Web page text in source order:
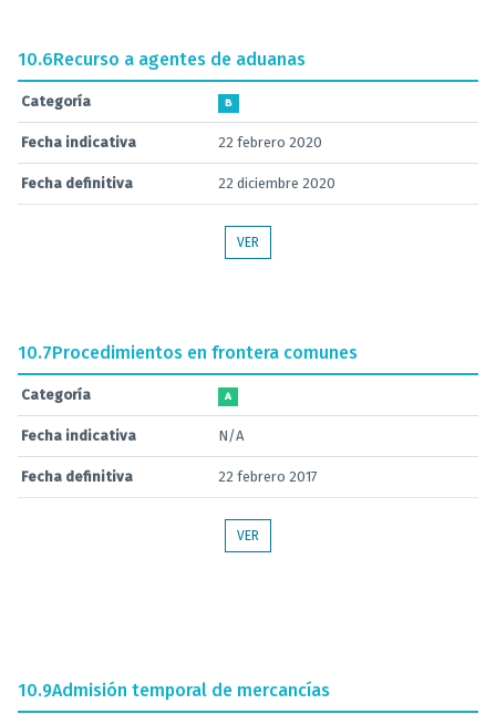
10.6Recurso a agentes de aduanas
Categoría B
Fecha indicativa 22 febrero 2020
Fecha definitiva 22 diciembre 2020
VER
10.7Procedimientos en frontera comunes
Categoría A
Fecha indicativa N/A
Fecha definitiva 22 febrero 2017
VER
10.9Admisión temporal de mercancías